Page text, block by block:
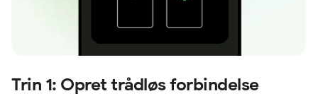
Trin 1: Opret trådløs forbindelse